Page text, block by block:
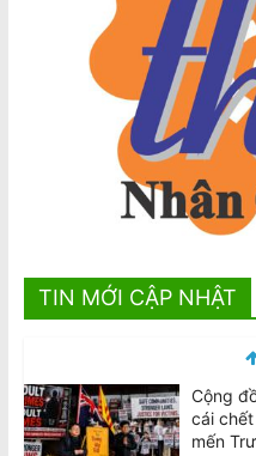
TIN MỚI CẬP NHẬT
Cộng
cái
mến
August